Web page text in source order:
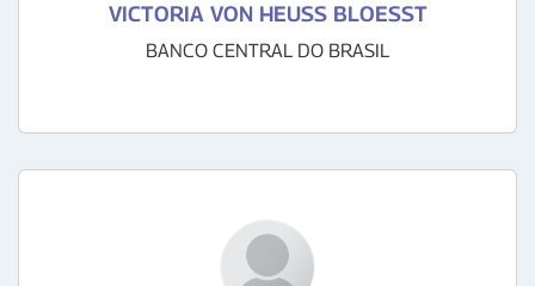
VICTORIA VON HEUSS BLOESST
BANCO CENTRAL DO BRASIL